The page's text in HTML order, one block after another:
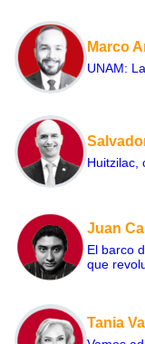
Marco
UNAM:
Huitzilac,
Juan
El barco
que
Tania